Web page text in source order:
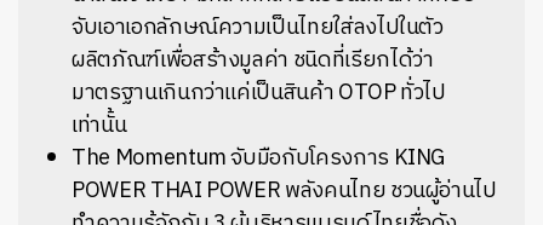
จับเอาเอกลักษณ์ความเป็นไทยใส่ลงไปในตัว
ผลิตภัณฑ์เพื่อสร้างมูลค่า ชนิดที่เรียกได้ว่า
มาตรฐานเกินกว่าแค่เป็นสินค้า OTOP ทั่วไป
เท่านั้น
The Momentum จับมือกับโครงการ KING
POWER THAI POWER พลังคนไทย ชวนผู้อ่านไป